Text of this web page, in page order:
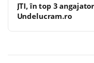
JTI, în top 3
Undelucram.ro